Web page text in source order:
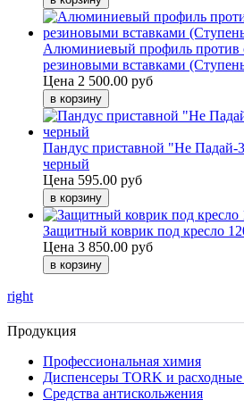
Алюминиевый профиль против
резиновыми вставками
Цена 2 500.00 руб
Пандус приставной "Не Падай-
черный
Цена 595.00 руб
Защитный коврик под кресло
Цена 3 850.00 руб
right
Продукция
Профессиональная химия
Диспенсеры TORK и
Cредства антискольжения